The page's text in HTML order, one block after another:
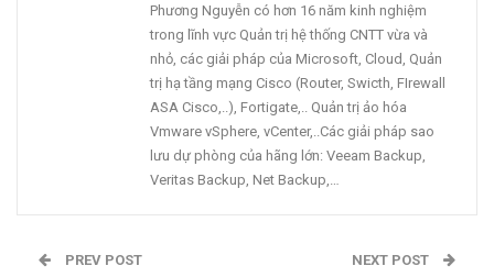
Phương Nguyễn có hơn 16 năm kinh nghiệm
trong lĩnh vực Quản trị hệ thống CNTT vừa và
nhỏ, các giải pháp của Microsoft, Cloud, Quản
trị hạ tầng mạng Cisco (Router, Swicth, FIrewall
ASA Cisco,..), Fortigate,.. Quản trị ảo hóa
Vmware vSphere, vCenter,..Các giải pháp sao
lưu dự phòng của hãng lớn: Veeam Backup,
Veritas Backup, Net Backup,…
PREV POST NEXT POST